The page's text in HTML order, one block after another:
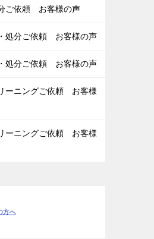
ご依頼 お客様の声
処分ご依頼 お客様の声
処分ご依頼 お客様の声
ーニングご依頼 お客様
ーニングご依頼 お客様
方へ